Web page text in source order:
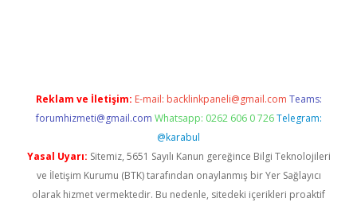
Reklam ve İletişim: E-mail: backlinkpaneli@gmail.com Teams:
forumhizmeti@gmail.com Whatsapp: 0262 606 0 726 Telegram:
@karabul
Yasal Uyarı: Sitemiz, 5651 Sayılı Kanun gereğince Bilgi Teknolojileri
ve İletişim Kurumu (BTK) tarafından onaylanmış bir Yer Sağlayıcı
olarak hizmet vermektedir. Bu nedenle, sitedeki içerikleri proaktif